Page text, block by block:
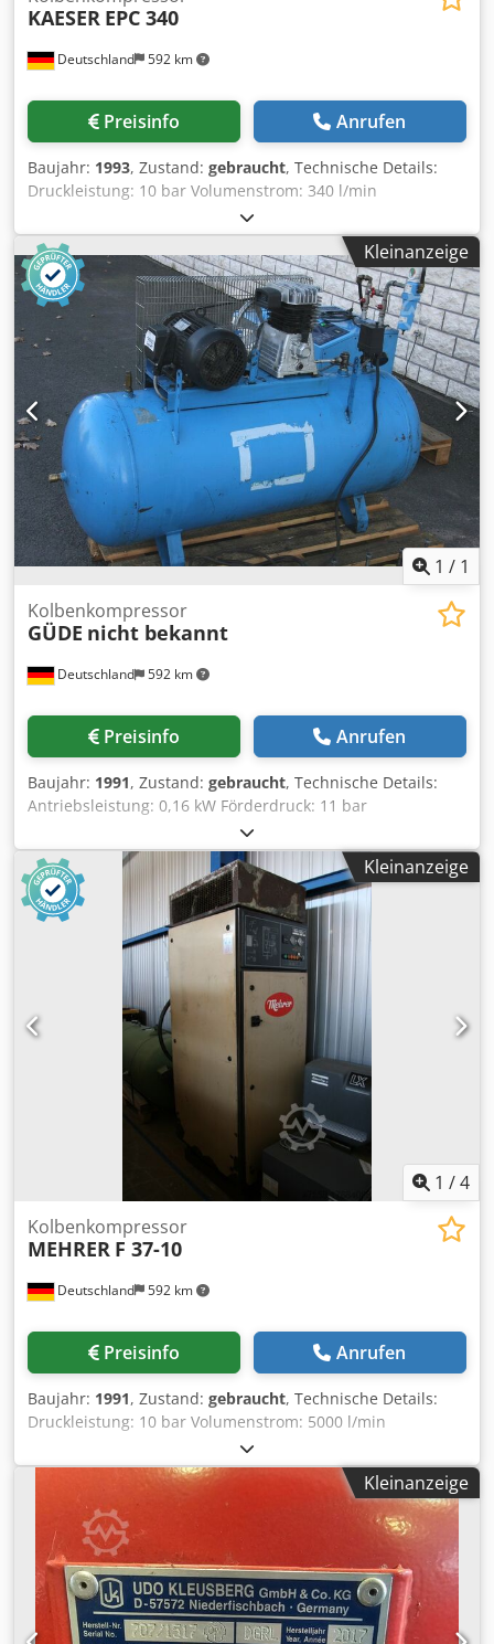
Deutschland 592 km
KAESER EPC 340
Preisinfo Anrufen
Baujahr: 1993, Zustand: gebraucht, Technische Details:
Druckleistung: 10 bar Volumenstrom: 340 l/min
Tankvolumen: 350 l Anzahl Zylinder: 2 St. Motorleistungen:
37 kW Gesamtleistungsbedarf: 2,0 kw Gewicht: auf Anfrage
kg Trockner und Druckluftbehälter Kompressor: Cedpfxou
Nzyce Akasrf - Motorleistung 37kW, Drehzahl 1450U/min,
Druckleistung 10bar, Hubvolumenstrom 340l/min
Druckbehälter: - Fabrikat OSK, Typ , für 11 bar, Temp.
-10°C bis +50°C, Volumeninhalt 350Liter, CE 92004
Trockner/Filteranlage: - Fabrikat Kaeser, Typ TB 9, zul.
Umgebungstemperatur -10°C bis +50°C *
Kleinanzeige
1 / 1
Deutschland 592 km
Kolbenkompressor
GÜDE nicht bekannt
Preisinfo Anrufen
Baujahr: 1991, Zustand: gebraucht, Technische Details:
Antriebsleistung: 0,16 kW Förderdruck: 11 bar
Literleistung: 250 l Gesamtleistungsbedarf: 2,8 kw
Kolbenkompressor mit Druckbehälter Zustand:
Zylinderkopfdichtung und Stahlblättchen defekt. Der
Kolben ist i.O. Csdou Nzxropfx Akaorf Verkauf als
Ersatzteilspender! *
Kleinanzeige
1 /4
Deutschland 592 km
Kolbenkompressor
MEHRER F 37-10
Preisinfo Anrufen
Baujahr: 1991, Zustand: gebraucht, Technische Details:
Druckleistung: 10 bar Volumenstrom: 5000 l/min
Motorleistung: 37 kW Cedpou Nzx Esfx Akajrf
Betriebsspannung: 380 V Abmessungen L x B x H:
0,9x0,7x1,5 m Ausstattung: - Luftkühlung - Ansaugöffnung
= 500x400mm Verkauf wie steht, ohne Prüfung, als
Ersatzteilspender zum Verkauf. *
Kleinanzeige